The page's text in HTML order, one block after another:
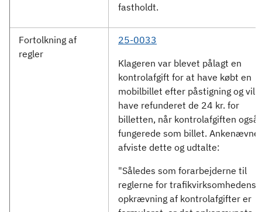
fastholdt.
Fortolkning af
regler
25-0033
Klageren var blevet pålagt en
kontrolafgift for at have købt en
mobilbillet efter påstigning og ville
have refunderet de 24 kr. for
billetten, når kontrolafgiften også
fungerede som billet. Ankenævnet
afviste dette og udtalte:
"Således som forarbejderne til
reglerne for trafikvirksomhedens
opkrævning af kontrolafgifter er